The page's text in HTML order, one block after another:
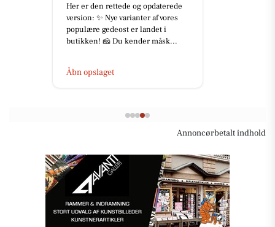
Ny Skoda Elroq RS i en fantastisk
rød metallak ❤️✨ En fabriksny bil
er ikke nødvendigvis
ensbetydende med en perfekt lak.
Åbn opslaget
Annoncørbetalt indhold